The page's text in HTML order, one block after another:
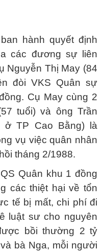
hành quyết định
các đương sự liên
Nguyễn Thị May (84
đòi VKS Quân sự
. Cụ May cùng 2
tuổi) và ông Trần
ở TP Cao Bằng) là
vụ việc quân nhân
tháng 2/1988.
Quân khu 1 đồng
các thiệt hại về tổn
tế bị mất, chi phí đi
luật sư cho nguyên
bồi thường 2 tỷ
bà Nga, mỗi người